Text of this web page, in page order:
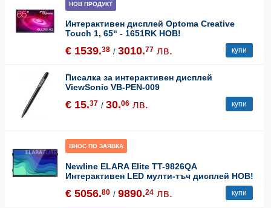
НОВ ПРОДУКТ
Интерактивен дисплей Optoma Creative
Touch 1, 65“ - 1651RK НОВ!
€ 1539.38 / 3010.77 лв. купи
Писалка за интерактивен дисплей
ViewSonic VB-PEN-009
€ 15.37 / 30.06 лв. купи
ВНОС ПО ЗАЯВКА
Newline ELARA Elite TT-9826QA
Интерактивен LED мулти-тъч дисплей НОВ!
€ 5056.80 / 9890.24 лв. купи